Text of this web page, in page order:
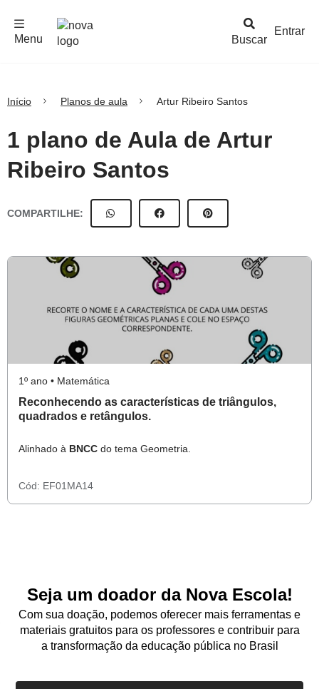
Buscar
Menu
Entrar
Início Planos de aula Artur Ribeiro Santos
1 plano de Aula de Artur
Ribeiro Santos
COMPARTILHE:
1º ano • Matemática
Reconhecendo as características de triângulos,
quadrados e retângulos.
Alinhado à BNCC do tema Geometria.
Cód: EF01MA14
Seja um doador da Nova Escola!
Com sua doação, podemos oferecer mais ferramentas e
materiais gratuitos para os professores e contribuir para
a transformação da educação pública no Brasil